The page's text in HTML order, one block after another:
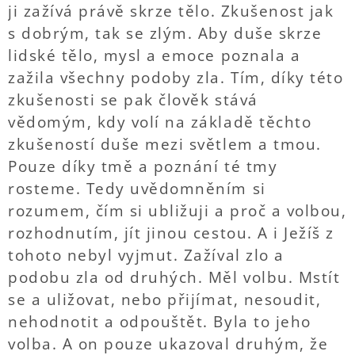
ji zažívá právě skrze tělo. Zkušenost jak
s dobrým, tak se zlým. Aby duše skrze
lidské tělo, mysl a emoce poznala a
zažila všechny podoby zla. Tím, díky této
zkušenosti se pak člověk stává
vědomým, kdy volí na základě těchto
zkušeností duše mezi světlem a tmou.
Pouze díky tmě a poznání té tmy
rosteme. Tedy uvědomněním si
rozumem, čím si ubližuji a proč a volbou,
rozhodnutím, jít jinou cestou. A i Ježíš z
tohoto nebyl vyjmut. Zažíval zlo a
podobu zla od druhých. Měl volbu. Mstít
se a uližovat, nebo přijímat, nesoudit,
nehodnotit a odpouštět. Byla to jeho
volba. A on pouze ukazoval druhým, že